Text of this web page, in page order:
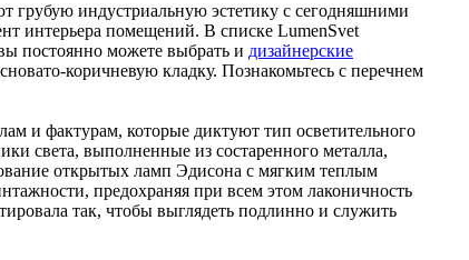
индустриальную эстетику с сегодняшними
интерьера помещений. В списке LumenSvet
постоянно можете выбрать и дизайнерские
коричневую кладку. Познакомьтесь с перечнем
и фактурам, которые диктуют тип осветительного
света, выполненные из состаренного металла,
открытых ламп Эдисона с мягким теплым
предохраняя при всем этом лаконичность
так, чтобы выглядеть подлинно и служить